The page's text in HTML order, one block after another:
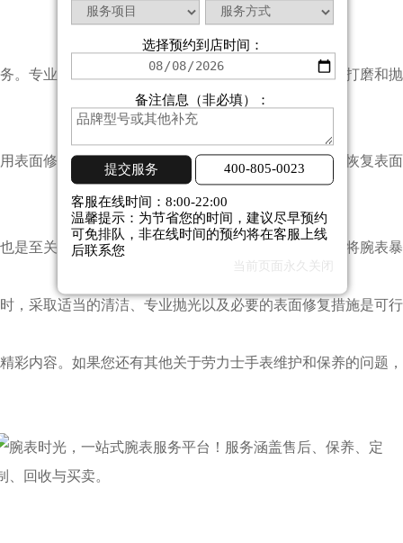
业的抛光师会使用特殊的工具和材料对表盘进行打磨和
修复技术。这种技术通过填充或覆盖受损区域来恢复表
关重要的。佩戴时避免剧烈运动或碰撞；不建议将腕表
取适当的清洁、专业抛光以及必要的表面修复措施是可
彩内容。如果您还有其他关于劳力士手表维护和保养的问题
选择预约到店时间：
备注信息（非必填）：
提交服务 400-805-0023
客服在线时间：8:00-22:00
温馨提示：为节省您的时间，建议尽早预约
可免排队，非在线时间的预约将在客服上线
后联系您
当前页面永久关闭